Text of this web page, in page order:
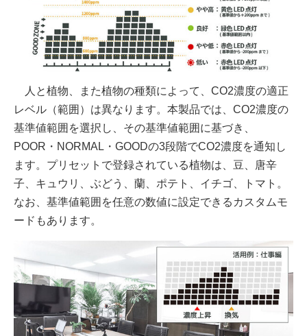
人と植物、また植物の種類によって、CO2濃度の適正
レベル（範囲）は異なります。本製品では、CO2濃度の
基準値範囲を選択し、その基準値範囲に基づき、
POOR・NORMAL・GOODの3段階でCO2濃度を通知し
ます。プリセットで登録されている植物は、豆、唐辛
子、キュウリ、ぶどう、蘭、ポテト、イチゴ、トマト。
なお、基準値範囲を任意の数値に設定できるカスタムモ
ードもあります。